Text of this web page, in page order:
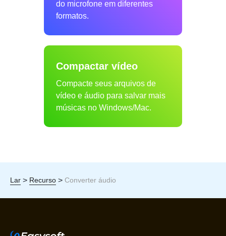
do microfone em diferentes
formatos.
Compactar vídeo
Compacte seus arquivos de
vídeo e áudio para salvar mais
músicas no Windows/Mac.
Lar > Recurso > Converter áudio